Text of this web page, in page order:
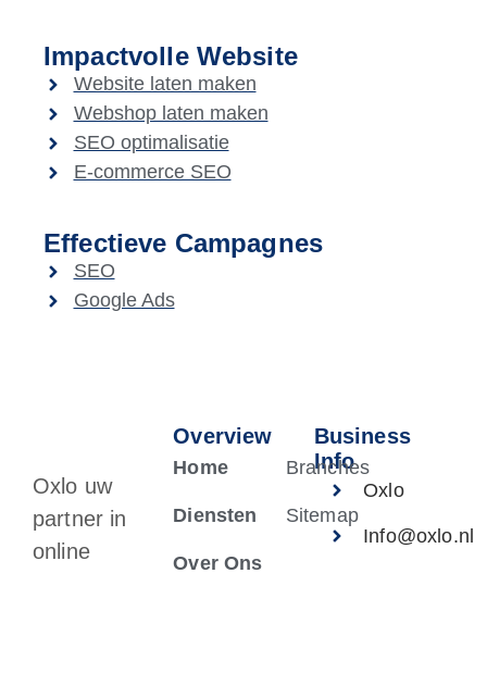
Impactvolle Website
Website laten maken
Webshop laten maken
SEO optimalisatie
E-commerce SEO
Effectieve Campagnes
SEO
Google Ads
Oxlo uw
partner in
online
Overview
Home
Diensten
Over Ons
Branches
Sitemap
Business
Info
Oxlo
Info@oxlo.nl